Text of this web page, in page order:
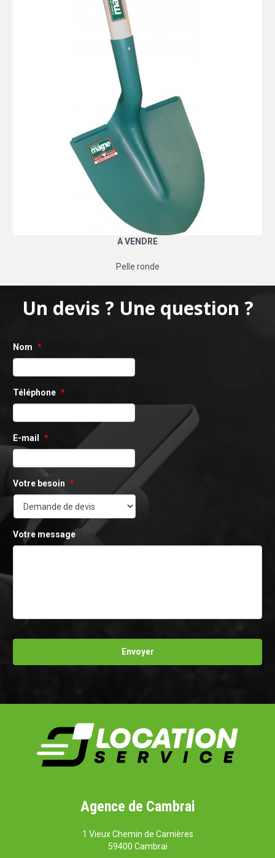
A VENDRE
Pelle ronde
Un devis ? Une question ?
Nom *
Téléphone *
E-mail *
Votre besoin *
Votre message
Agence de Cambrai
1 Vieux Chemin de Carnières
59400 Cambrai